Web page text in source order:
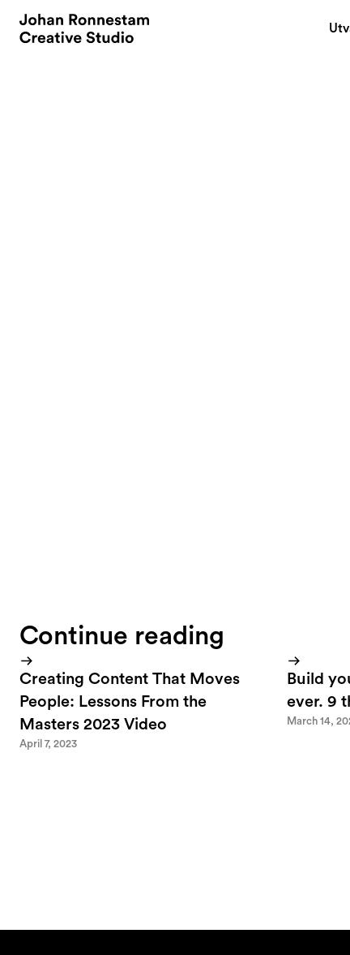
Continue reading
Creating Content That Moves
People: Lessons From the
Masters 2023 Video
April 7, 2023
Build
ever. 9
March 14,